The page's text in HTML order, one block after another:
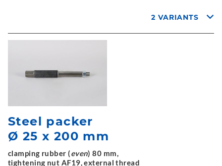
2 VARIANTS
Steel packer
Ø 25 x 200 mm
clamping rubber (even) 80 mm,
tightening nut AF19, external thread